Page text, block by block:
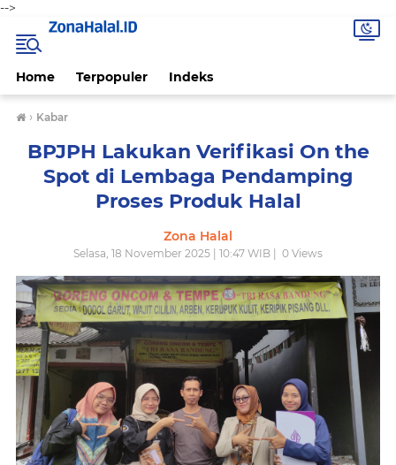
-->
Home Terpopuler Indeks
› Kabar
BPJPH Lakukan Verifikasi On the
Spot di Lembaga Pendamping
Proses Produk Halal
Zona Halal
Selasa, 18 November 2025 | 10:47 WIB | 0 Views